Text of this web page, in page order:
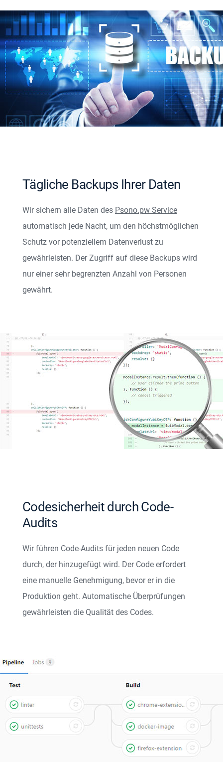
Tägliche Backups Ihrer Daten
Wir sichern alle Daten des Psono.pw Service
automatisch jede Nacht, um den höchstmöglichen
Schutz vor potenziellem Datenverlust zu
gewährleisten. Der Zugriff auf diese Backups wird
nur einer sehr begrenzten Anzahl von Personen
gewährt.
Codesicherheit durch Code-
Audits
Wir führen Code-Audits für jeden neuen Code
durch, der hinzugefügt wird. Der Code erfordert
eine manuelle Genehmigung, bevor er in die
Produktion geht. Automatische Überprüfungen
gewährleisten die Qualität des Codes.